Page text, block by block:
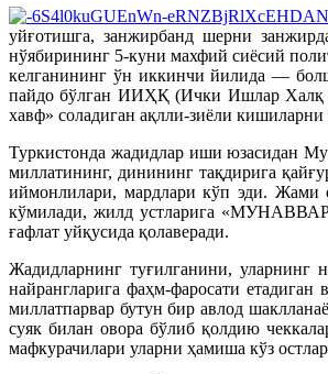
уйғотишга, занжирбанд шерни
нўябирининг 5-куни махфий сиёсий
келганининг ўн иккинчи йилида —
пайдо бўлган ИИҲҚ (Ички Ишлар Халқ
хавф» соладиган ақлли-зиёли кишиларни
Туркистонда жадидлар иши юзасидан
миллатининг, динининг тақдирига
иймонлилари, мардлари кўп эди. Жами
кўмилади, жилд устларига
ғафлат уйқусида қолаверади.
Жадидларнинг туғилганини, уларнинг
найрангларига фаҳм-фаросати
миллатпарвар бутун бир авлод
суяк билан овора бўлиб қолдию
мафкурачилари уларни ҳамиша кўз